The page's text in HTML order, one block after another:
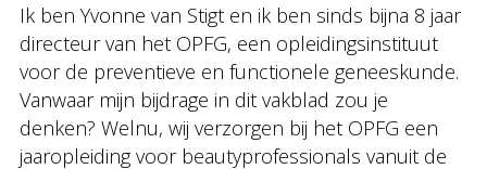
Ik ben Yvonne van Stigt en ik ben sinds bijna 8 jaar
directeur van het OPFG, een opleidingsinstituut
voor de preventieve en functionele geneeskunde.
Vanwaar mijn bijdrage in dit vakblad zou je
denken? Welnu, wij verzorgen bij het OPFG een
jaaropleiding voor beautyprofessionals vanuit de